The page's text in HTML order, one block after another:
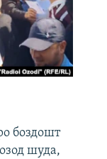
боздошт
шуда,